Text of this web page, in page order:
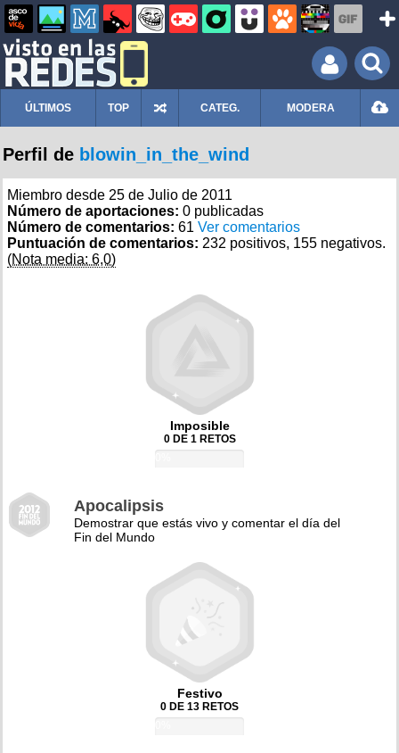
ÚLTIMOS TOP CATEG. MODERA
Perfil de blowin_in_the_wind
Miembro desde 25 de Julio de 2011
Número de aportaciones: 0 publicadas
Número de comentarios: 61 Ver comentarios
Puntuación de comentarios: 232 positivos, 155 negativos.
(Nota media: 6,0)
Imposible
0 DE 1 RETOS
Apocalipsis
Demostrar que estás vivo y comentar el día del
Fin del Mundo
Festivo
0 DE 13 RETOS